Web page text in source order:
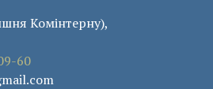
Комінтерну),
60